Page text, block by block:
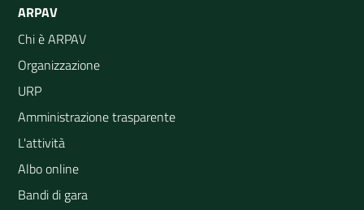
ARPAV
Chi è ARPAV
Organizzazione
URP
Amministrazione trasparente
L'attività
Albo online
Bandi di gara